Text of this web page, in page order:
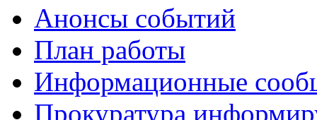
Анонсы событий
План работы
Информационные
Прокуратура